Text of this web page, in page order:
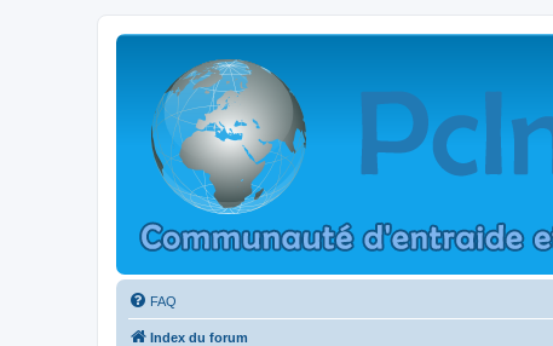
FAQ
Index du forum